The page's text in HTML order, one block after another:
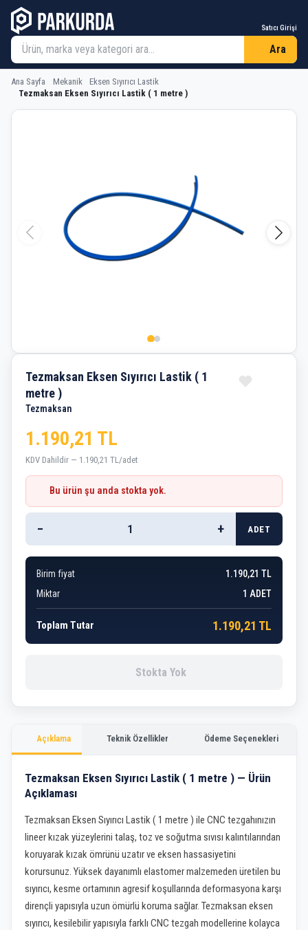
Satıcı Girişi
Ara
Ana Sayfa Mekanik
Eksen Sıyırıcı Lastik
Tezmaksan Eksen Sıyırıcı Lastik ( 1 metre )
Tezmaksan Eksen Sıyırıcı Lastik ( 1
Açıklama Teknik Özellikler Ödeme Seçenekleri
Tezmaksan Eksen Sıyırıcı Lastik ( 1 metre ) — Ürün
Açıklaması
Tezmaksan Eksen Sıyırıcı Lastik ( 1 metre ) ile CNC tezgahınızın
lineer kızak yüzeylerini talaş, toz ve soğutma sıvısı kalıntılarından
koruyarak kızak ömrünü uzatır ve eksen hassasiyetini
korursunuz. Yüksek dayanımlı elastomer malzemeden üretilen bu
sıyırıcı, kesme ortamının agresif koşullarında deformasyona karşı
dirençli yapısıyla uzun ömürlü koruma sağlar. Tezmaksan eksen
sıyırıcı, kesilebilir yapısıyla farklı CNC tezgah modellerine kolayca
Tezmaksan Eksen Sıyırıcı Lastik ( 1
metre )
Tezmaksan
1.190,21 TL
KDV Dahildir — 1.190,21 TL/adet
Bu ürün şu anda stokta yok.
− + ADET
Birim fiyat
1.190,21 TL
Miktar
1 ADET
Toplam Tutar 1.190,21 TL
Stokta Yok